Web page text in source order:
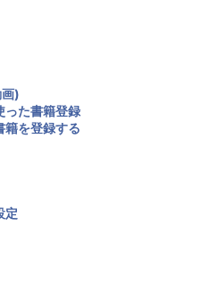
)
った書籍登録
籍を登録する
定